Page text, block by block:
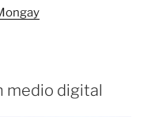
medio digital